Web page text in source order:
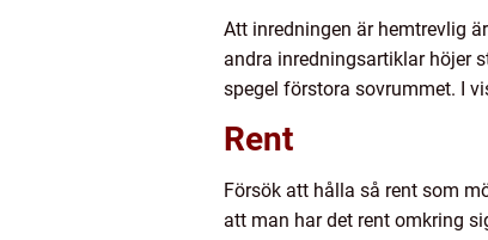
Att inredningen är hemtrevlig
andra inredningsartiklar höjer
spegel förstora sovrummet. I
Rent
Försök att hålla så rent som
att man har det rent omkring